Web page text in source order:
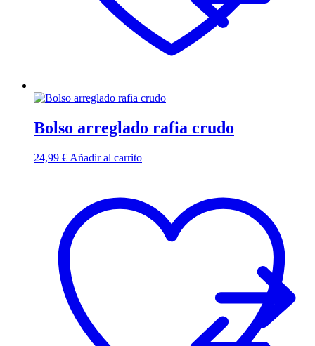
Bolso arreglado rafia crudo
24,99 € Añadir al carrito